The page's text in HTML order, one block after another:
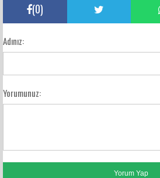
(0)
Adınız:
Yorumunuz: